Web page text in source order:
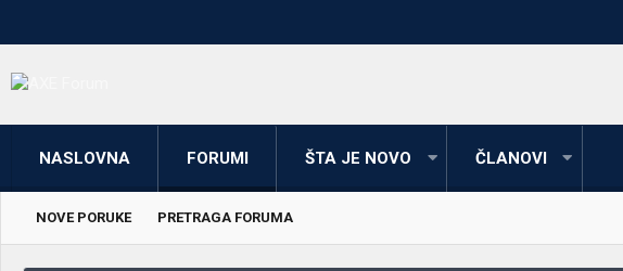
NASLOVNA FORUMI ŠTA JE NOVO ČLANOVI
NOVE PORUKE PRETRAGA FORUMA